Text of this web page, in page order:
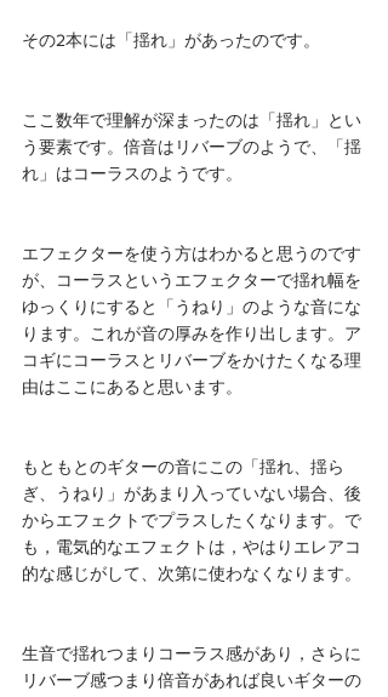
その2本には「揺れ」があったのです。
ここ数年で理解が深まったのは「揺れ」とい
う要素です。倍音はリバーブのようで、「揺
れ」はコーラスのようです。
エフェクターを使う方はわかると思うのです
が、コーラスというエフェクターで揺れ幅を
ゆっくりにすると「うねり」のような音にな
ります。これが音の厚みを作り出します。ア
コギにコーラスとリバーブをかけたくなる理
由はここにあると思います。
もともとのギターの音にこの「揺れ、揺ら
ぎ、うねり」があまり入っていない場合、後
からエフェクトでプラスしたくなります。で
も，電気的なエフェクトは，やはりエレアコ
的な感じがして、次第に使わなくなります。
生音で揺れつまりコーラス感があり，さらに
リバーブ感つまり倍音があれば良いギターの